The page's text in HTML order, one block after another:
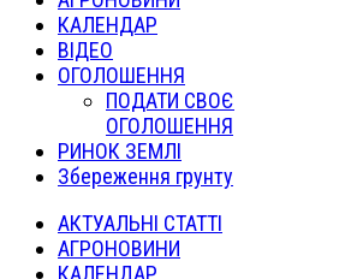
КАЛЕНДАР
ВІДЕО
ОГОЛОШЕННЯ
ПОДАТИ СВОЄ
ОГОЛОШЕННЯ
РИНОК ЗЕМЛІ
Збереження грунту
АКТУАЛЬНІ СТАТТІ
АГРОНОВИНИ
КАЛЕНДАР